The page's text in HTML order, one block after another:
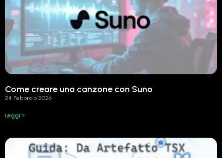
Come creare una canzone con Suno
24 Febbraio 2026
Leggi »